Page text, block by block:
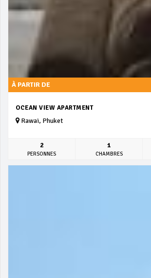
À PARTIR DE
OCEAN VIEW APARTMENT
Rawai, Phuket
2
PERSONNES
1
CHAMBRES